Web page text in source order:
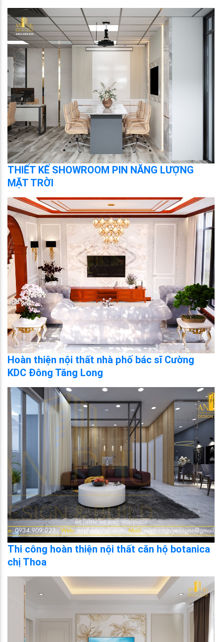
THIẾT KẾ SHOWROOM PIN NĂNG LƯỢNG
MẶT TRỜI
Hoàn thiện nội thất nhà phố bác sĩ Cường
KDC Đông Tăng Long
Thi công hoàn thiện nội thất căn hộ botanica
chị Thoa